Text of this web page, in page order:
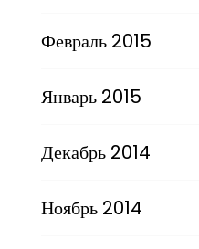
Февраль 2015
Январь 2015
Декабрь 2014
Ноябрь 2014